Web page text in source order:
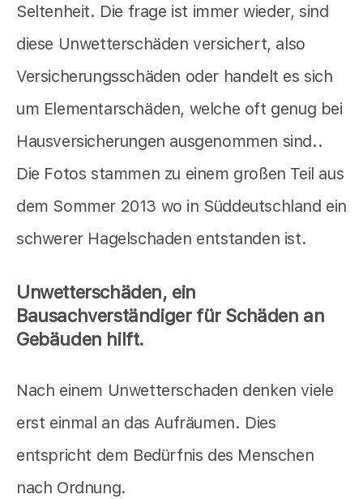
Seltenheit. Die frage ist immer wieder, sind
diese Unwetterschäden versichert, also
Versicherungsschäden oder handelt es sich
um Elementarschäden, welche oft genug bei
Hausversicherungen ausgenommen sind..
Die Fotos stammen zu einem großen Teil aus
dem Sommer 2013 wo in Süddeutschland ein
schwerer Hagelschaden entstanden ist.
Unwetterschäden, ein
Bausachverständiger für Schäden an
Gebäuden hilft.
Nach einem Unwetterschaden denken viele
erst einmal an das Aufräumen. Dies
entspricht dem Bedürfnis des Menschen
nach Ordnung.